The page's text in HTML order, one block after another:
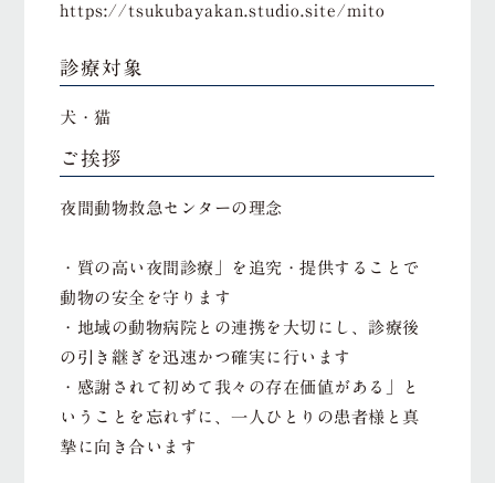
https://tsukubayakan.studio.site/mito
診療対象
犬・猫
ご挨拶
夜間動物救急センターの理念
・質の高い夜間診療」を追究・提供することで
動物の安全を守ります
・地域の動物病院との連携を大切にし、診療後
の引き継ぎを迅速かつ確実に行います
・感謝されて初めて我々の存在価値がある」と
いうことを忘れずに、一人ひとりの患者様と真
摯に向き合います